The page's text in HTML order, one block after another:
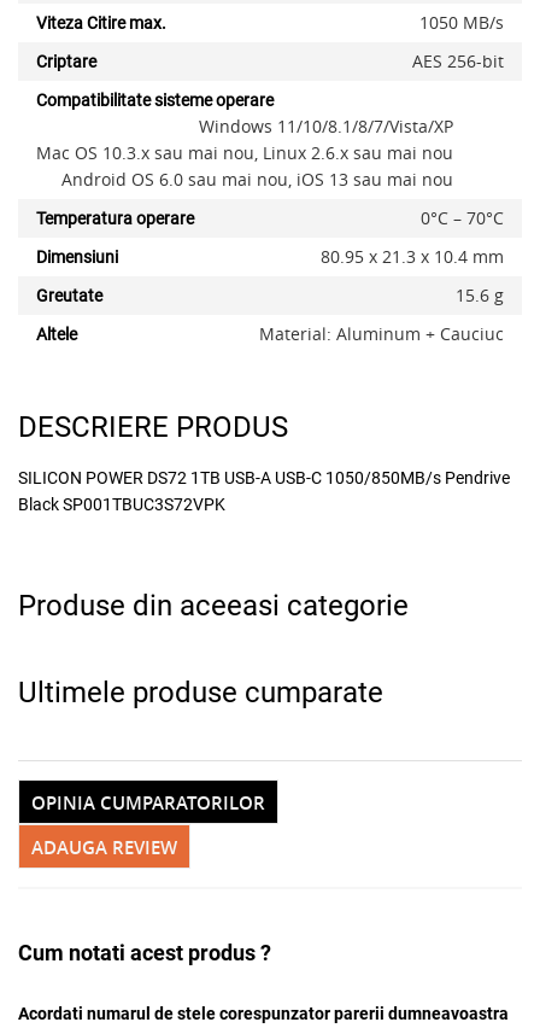
Viteza Citire max. 1050 MB/​s
Criptare AES 256-bit
Compatibilitate sisteme operare
Windows 11/10/8.1/8/7/Vista/XP
Mac OS 10.3.x sau mai nou, Linux 2.6.x sau mai nou
Android OS 6.0 sau mai nou, iOS 13 sau mai nou
Temperatura operare 0°C – 70°C
Dimensiuni 80.95 x 21.3 x 10.4 mm
Greutate 15.6 g
Altele Material: Aluminum + Cauciuc
DESCRIERE PRODUS
SILICON POWER DS72 1TB USB-A USB-C 1050/850MB/s Pendrive
Black SP001TBUC3S72VPK
Produse din aceeasi categorie
Ultimele produse cumparate
ADAUGA REVIEW
OPINIA CUMPARATORILOR
Cum notati acest produs ?
Acordati numarul de stele corespunzator parerii dumneavoastra